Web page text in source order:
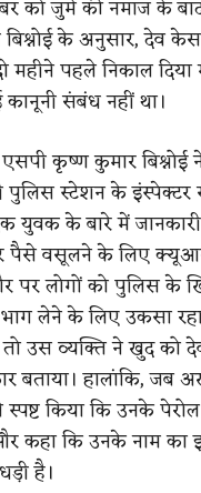
को जुमे की नमाज के
के अनुसार, देव
महीने पहले निकाल
संबंध नहीं था।
कृष्ण कुमार
स्टेशन के इंस्पेक्टर
युवक के बारे में जानकारी
पैसे वसूलने के लिए
पर लोगों को पुलिस के
भाग लेने के लिए उकसा
उस व्यक्ति ने खुद को
बताया। हालांकि, जब
स्पष्ट किया कि उनके
कहा कि उनके नाम
है।